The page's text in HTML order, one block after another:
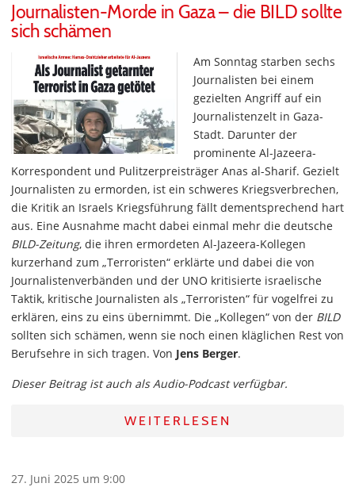
Journalisten-Morde in Gaza – die BILD sollte
sich schämen
Am Sonntag starben sechs
Journalisten bei einem
gezielten Angriff auf ein
Journalistenzelt in Gaza-
Stadt. Darunter der
prominente Al-Jazeera-
Korrespondent und Pulitzerpreisträger Anas al-Sharif. Gezielt
Journalisten zu ermorden, ist ein schweres Kriegsverbrechen,
die Kritik an Israels Kriegsführung fällt dementsprechend hart
aus. Eine Ausnahme macht dabei einmal mehr die deutsche
BILD-Zeitung, die ihren ermordeten Al-Jazeera-Kollegen
kurzerhand zum „Terroristen“ erklärte und dabei die von
Journalistenverbänden und der UNO kritisierte israelische
Taktik, kritische Journalisten als „Terroristen“ für vogelfrei zu
erklären, eins zu eins übernimmt. Die „Kollegen“ von der BILD
sollten sich schämen, wenn sie noch einen kläglichen Rest von
Berufsehre in sich tragen. Von Jens Berger.
Dieser Beitrag ist auch als Audio-Podcast verfügbar.
WEITERLESEN
27. Juni 2025 um 9:00